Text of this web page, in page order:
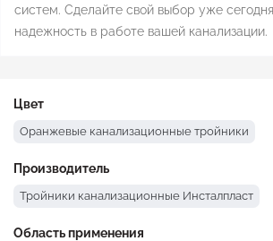
систем. Сделайте свой выбор уже
надежность в работе вашей канализации.
Цвет
Оранжевые канализационные тройники
Производитель
Тройники канализационные Инсталпласт
Область применения